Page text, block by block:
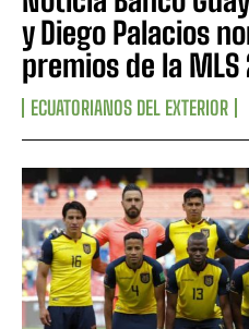
y Diego Palacios
premios de la MLS
ECUATORIANOS DEL EXTERIOR